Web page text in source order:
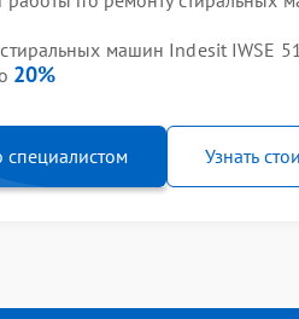
машин Indesit IWSE
20%
специалистом Узнать